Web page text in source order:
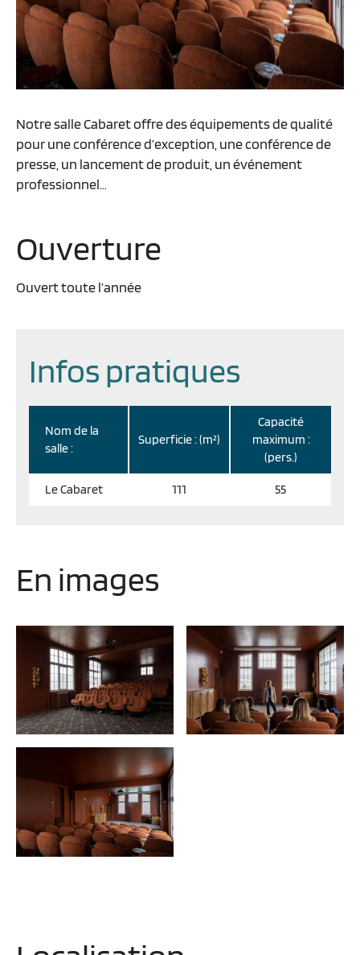
Notre salle Cabaret offre des équipements de qualité
pour une conférence d’exception, une conférence de
presse, un lancement de produit, un événement
professionnel…
Ouverture
Ouvert toute l’année
Infos pratiques
Nom de la
salle :
Superficie : (m²)
Capacité
maximum :
(pers.)
Le Cabaret 111 55
En images